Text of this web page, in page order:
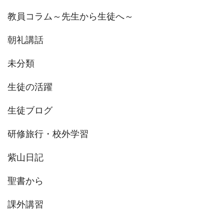
教員コラム～先生から生徒へ～
朝礼講話
未分類
生徒の活躍
生徒ブログ
研修旅行・校外学習
紫山日記
聖書から
課外講習